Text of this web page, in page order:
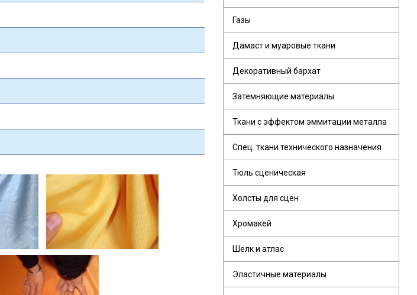
Газы
Дамаст и муаровые ткани
Декоративный бархат
Затемняющие материалы
Ткани с эффектом эммитации металла
Спец. ткани технического назначения
Тюль сценическая
Холсты для сцен
Хромакей
Шелк и атлас
Эластичные материалы